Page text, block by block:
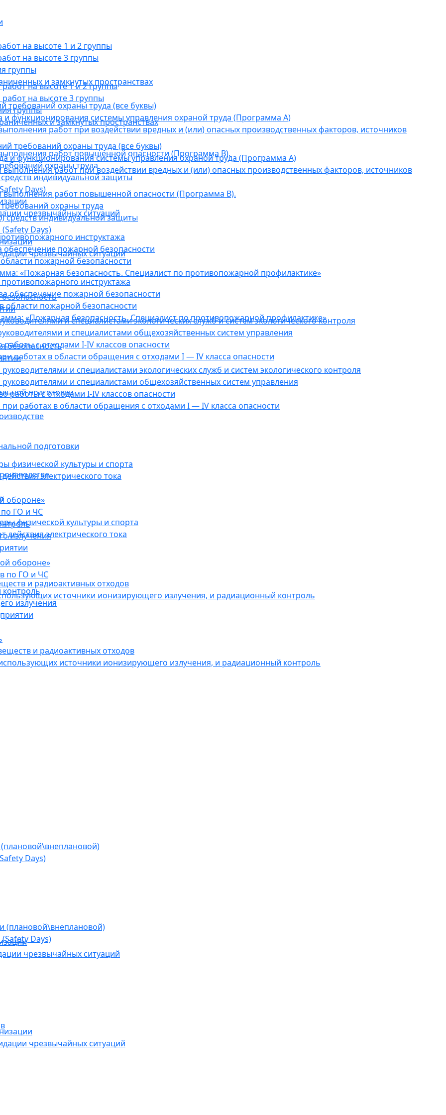
на высоте 1 и 2 группы
на высоте 3 группы
группы
и замкнутых пространствах
требований охраны труда (все буквы)
функционирования системы управления охраной труда (Программа А)
работ при воздействии вредных и (или) опасных производственных факторов, источников
работ повышенной опасности (Программа В).
охраны труда
индивидуальной защиты
Days)
чрезвычайных ситуаций
инструктажа
пожарной безопасности
пожарной безопасности
«Пожарная безопасность. Специалист по противопожарной профилактике»
и специалистами экологических служб и систем экологического контроля
и специалистами общехозяйственных систем управления
с отходами I-IV классов опасности
работах в области обращения с отходами I — IV класса опасности
подготовки
физической культуры и спорта
электрического тока
обороне»
ГО и ЧС
излучения
и радиоактивных отходов
источники ионизирующего излучения, и радиационный контроль
Days)
чрезвычайных ситуаций
на высоте 1 и 2 группы
на высоте 3 группы
группы
и замкнутых пространствах
требований охраны труда (все буквы)
и функционирования системы управления охраной труда (Программа А)
работ при воздействии вредных и (или) опасных производственных факторов, источников
работ повышенной опасности (Программа В).
охраны труда
индивидуальной защиты
Days)
чрезвычайных ситуаций
инструктажа
обеспечение пожарной безопасности
пожарной безопасности
«Пожарная безопасность. Специалист по противопожарной профилактике»
безопасность
и специалистами экологических служб и систем экологического контроля
и специалистами общехозяйственных систем управления
работы с отходами I-IV классов опасности
работах в области обращения с отходами I — IV класса опасности
подготовки
физической культуры и спорта
электрического тока
обороне»
по ГО и ЧС
контроль
излучения
и радиоактивных отходов
источники ионизирующего излучения, и радиационный контроль
(плановой\внеплановой)
Days)
чрезвычайных ситуаций